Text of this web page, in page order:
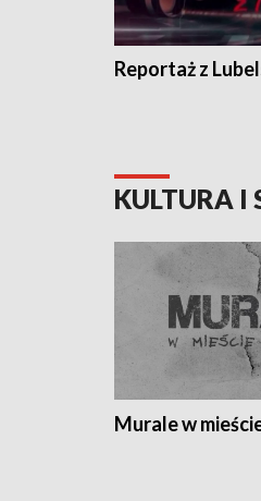
Reportaż z
KULTURA I
Murale w